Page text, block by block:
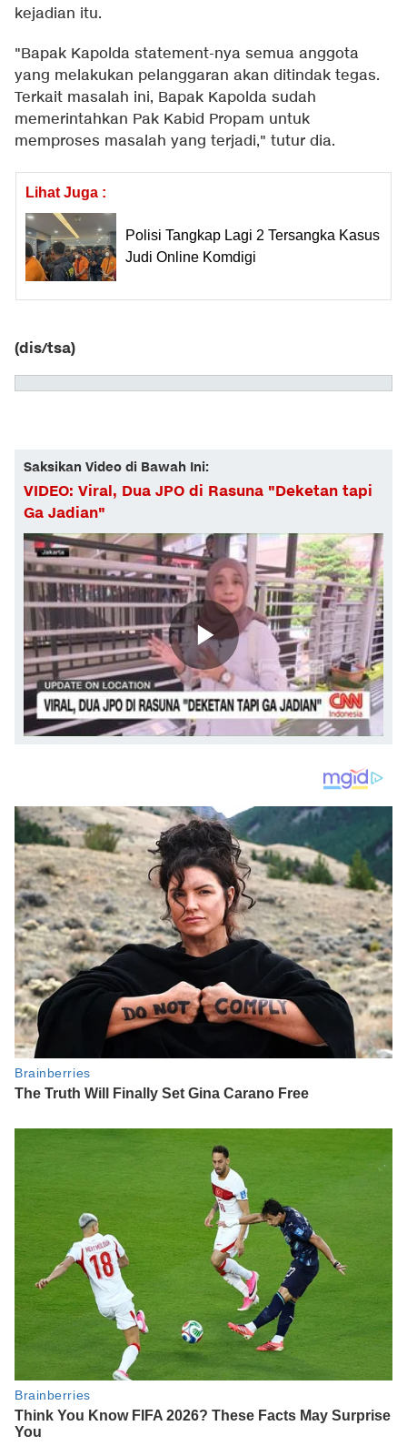
kejadian itu.
"Bapak Kapolda statement-nya semua anggota
yang melakukan pelanggaran akan ditindak tegas.
Terkait masalah ini, Bapak Kapolda sudah
memerintahkan Pak Kabid Propam untuk
memproses masalah yang terjadi," tutur dia.
Lihat Juga :
Polisi Tangkap Lagi 2 Tersangka Kasus
Judi Online Komdigi
(dis/tsa)
Saksikan Video di Bawah Ini:
VIDEO: Viral, Dua JPO di Rasuna "Deketan tapi
Ga Jadian"